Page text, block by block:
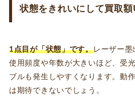
状態をきれいにして買取額
1点目が「状態」です。レーザー墨
使用頻度や年数が大きいほど、受
ブルも発生しやすくなります。動
は期待できないでしょう。